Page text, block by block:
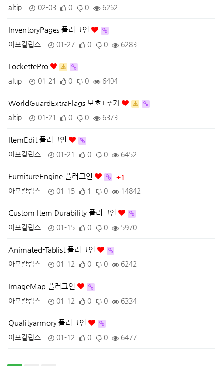
altip 02-03 0 0 6262
InventoryPages 플러그인
아포칼립스 01-27 0 0 6283
LockettePro
altip 01-21 0 0 6404
WorldGuardExtraFlags 보호+추가
altip 01-21 0 0 6373
ItemEdit 플러그인
아포칼립스 01-21 0 0 6452
FurnitureEngine 플러그인
+1
아포칼립스
01-15 1 0 14842
Custom Item Durability 플러그인
아포칼립스 01-15 0 0 5970
Animated-Tablist 플러그인
아포칼립스 01-12 0 0 6242
ImageMap 플러그인
아포칼립스 01-12 0 0 6334
Qualityarmory 플러그인
아포칼립스 01-12 0 0 6477